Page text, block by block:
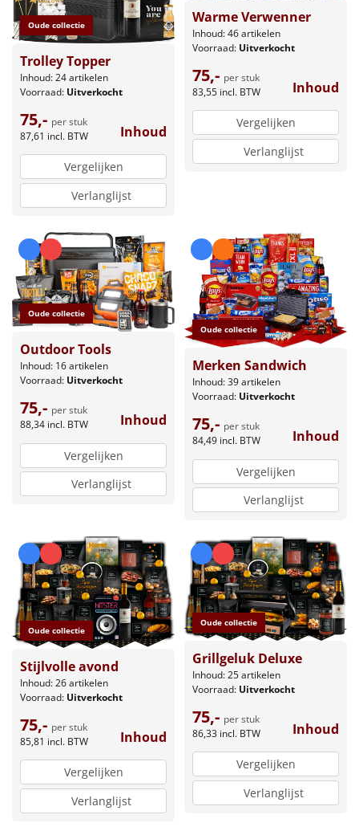
Oude collectie
Trolley Topper
Inhoud: 24 artikelen
Voorraad: Uitverkocht
75,- per stuk
87,61 incl. BTW Inhoud
Vergelijken
Verlanglijst
Warme Verwenner
Inhoud: 46 artikelen
Voorraad: Uitverkocht
75,- per stuk
83,55 incl. BTW Inhoud
Vergelijken
Verlanglijst
Oude collectie
Outdoor Tools
Inhoud: 16 artikelen
Voorraad: Uitverkocht
75,- per stuk
88,34 incl. BTW Inhoud
Vergelijken
Verlanglijst
Oude collectie
Merken Sandwich
Inhoud: 39 artikelen
Voorraad: Uitverkocht
75,- per stuk
84,49 incl. BTW Inhoud
Vergelijken
Verlanglijst
Oude collectie
Stijlvolle avond
Inhoud: 26 artikelen
Voorraad: Uitverkocht
75,- per stuk
85,81 incl. BTW Inhoud
Vergelijken
Verlanglijst
Oude collectie
Grillgeluk Deluxe
Inhoud: 25 artikelen
Voorraad: Uitverkocht
75,- per stuk
86,33 incl. BTW Inhoud
Vergelijken
Verlanglijst